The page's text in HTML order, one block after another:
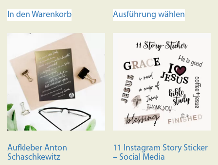
In den Warenkorb Ausführung wählen
mehrere
auf.
Die
können
auf
gewählt
Aufkleber Anton
Schaschkewitz
11 Instagram Story Sticker
– Social Media